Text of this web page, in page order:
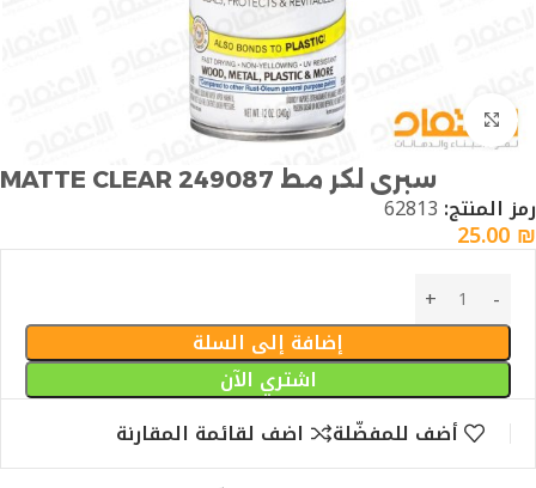
Click to enlarge
سبرى لكر مط 249087 MATTE CLEAR
رمز المنتج: 62813
25.00 ₪
إضافة إلى السلة
اشتري الآن
أضف للمفضّلة
اضف لقائمة المقارنة